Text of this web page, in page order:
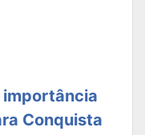
Conquista